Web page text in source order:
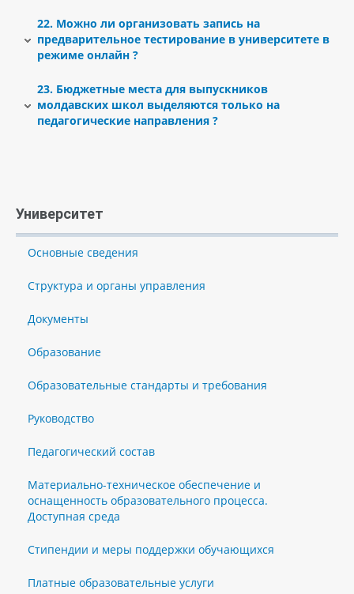
22. Можно ли организовать запись на
предварительное тестирование в университете в
режиме онлайн ?
будущей профессии, что явилось основной причиной
отказа от приема заявлений в режиме онлайн для всех
выпускников, кроме абитуриентов-инвалидов.
23. Бюджетные места для выпускников
молдавских школ выделяются только на
педагогические направления ?
молдавским языком обучения, утверждена квота 10%
бюджетных мест согласно Распоряжению Правительства
Приднестровской Молдавской Республики «О
государственное образовательное учреждение
«Приднестровский государственный университет им. Т.Г.
Шевченко»».
Университет
Основные сведения
Структура и органы управления
Документы
Образование
Образовательные стандарты и требования
Руководство
Педагогический состав
Материально-техническое обеспечение и
оснащенность образовательного процесса.
Доступная среда
Стипендии и меры поддержки обучающихся
Платные образовательные услуги